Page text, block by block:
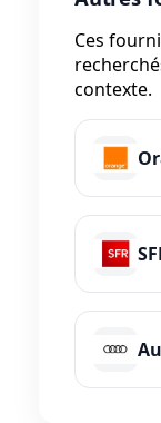
Ces
contexte.